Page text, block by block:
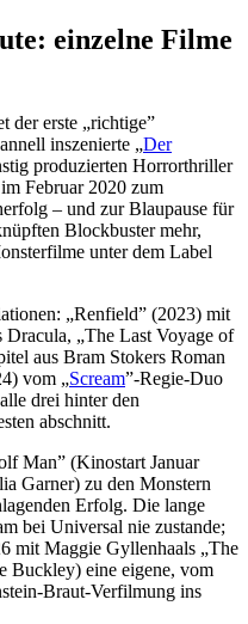
einzelne Filme
der erste „richtige”
inszenierte „Der
produzierten Horrorthriller
Februar 2020 zum
– und zur Blaupause für
Blockbuster mehr,
unter dem Label
„Renfield” (2023) mit
„The Last Voyage of
aus Bram Stokers Roman
vom „Scream”-Regie-Duo
drei hinter den
abschnitt.
Man” (Kinostart Januar
Garner) zu den Monstern
Erfolg. Die lange
bei Universal nie zustande;
mit Maggie Gyllenhaals „The
Buckley) eine eigene, vom
Braut-Verfilmung ins